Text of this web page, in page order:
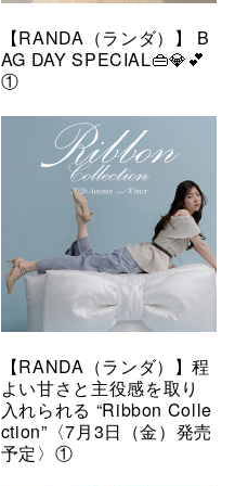
【RANDA（ランダ）】 B
AG DAY SPECIAL👜💎💕
①
【RANDA（ランダ）】程
よい甘さと主役感を取り
入れられる “Ribbon Colle
ction”〈7月3日（金）発売
予定〉①